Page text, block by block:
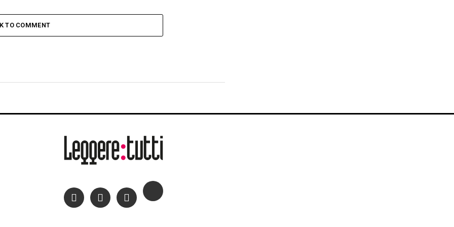
TO COMMENT
Enrico
Parioli